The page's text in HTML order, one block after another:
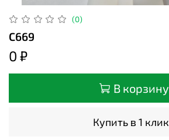
(0)
С669
0 ₽
В корзину
Купить в 1 клик